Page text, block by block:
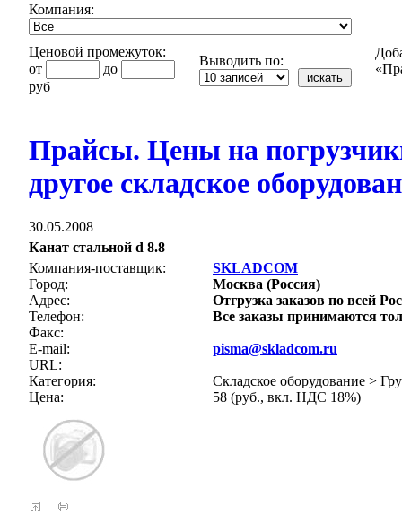
Компания:
Ценовой промежуток:
от
до
руб
Выводить по:
Прайсы. Цены на
другое складское
30.05.2008
Канат стальной d 8.8
Компания-поставщик:
SKLADCOM
Город:
Москва (Россия)
Адрес:
Отгрузка заказов по всей
Телефон:
Все заказы принимаются
Факс:
E-mail:
pisma@skladcom.ru
URL:
Категория:
Складское оборудование >
Цена:
58 (руб., вкл. НДС 18%)